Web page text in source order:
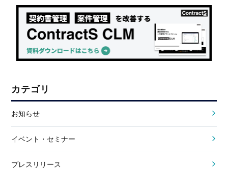
カテゴリ
お知らせ
イベント・セミナー
プレスリリース